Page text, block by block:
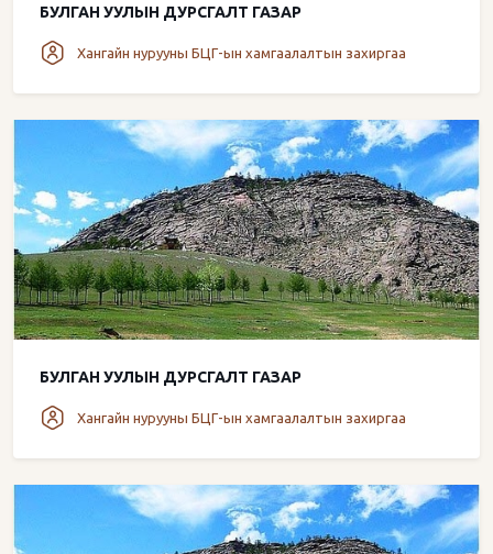
БУЛГАН УУЛЫН ДУРСГАЛТ ГАЗАР
Хангайн нурууны БЦГ-ын хамгаалалтын захиргаа
БУЛГАН УУЛЫН ДУРСГАЛТ ГАЗАР
Хангайн нурууны БЦГ-ын хамгаалалтын захиргаа